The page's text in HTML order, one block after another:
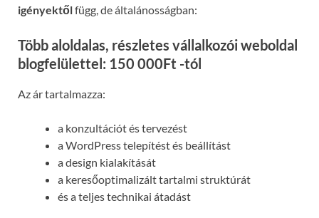
igényektőlfügg, de általánosságban:
Több aloldalas, részletes vállalkozói weboldal
blogfelülettel: 150 000Ft -tól
Az ár tartalmazza:
a konzultációt és tervezést
a WordPress telepítést és beállítást
a design kialakítását
a keresőoptimalizált tartalmi struktúrát
és a teljes technikai átadást